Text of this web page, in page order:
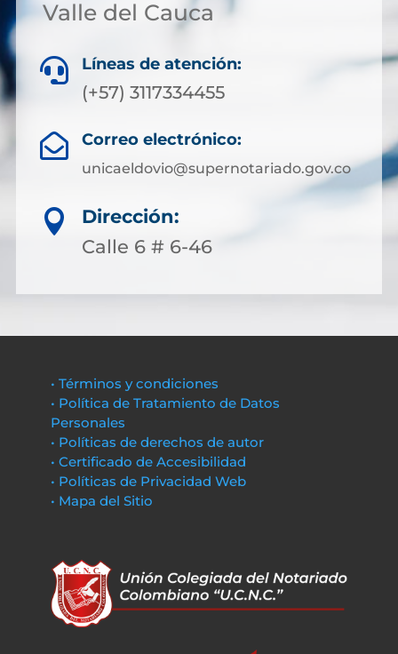
Valle del Cauca
 Líneas de atención:
(+57) 3117334455
 Correo electrónico:
unicaeldovio@supernotariado.gov.co

Dirección:
Calle 6 # 6-46
• Términos y condiciones
• Política de Tratamiento de Datos
Personales
• Políticas de derechos de autor
• Certificado de Accesibilidad
• Políticas de Privacidad Web
• Mapa del Sitio